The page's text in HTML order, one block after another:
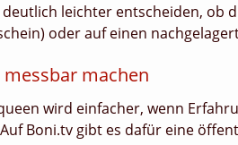
leichter entscheiden, ob
oder auf einen
machen
wird einfacher, wenn
Boni.tv gibt es dafür eine